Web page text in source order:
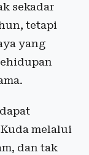
sekadar
tetapi
yang
melalui
dan tak